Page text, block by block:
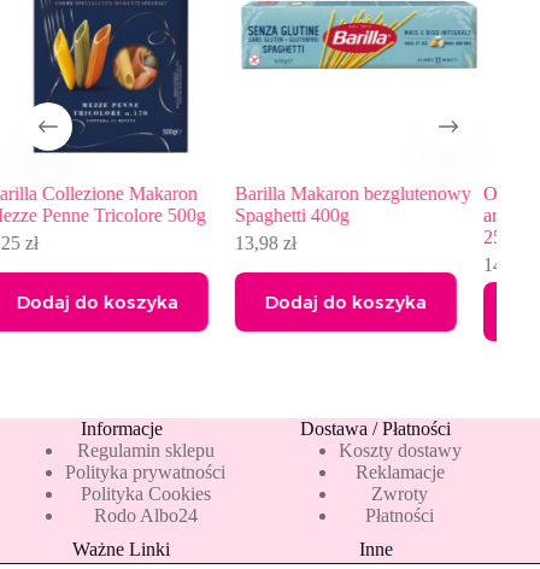
Barilla Makaron bezglutenowy
Spaghetti 400g
13,98
Dodaj do koszyka
Oliwa z oliwek Extra Vergine
aromatyzowana – czarna trufla
250ml
Dodaj do koszyka
Informacje
Regulamin sklepu
Polityka prywatności
Polityka Cookies
Rodo Albo24
Dostawa / Płatności
Koszty dostawy
Reklamacje
Zwroty
Płatności
Ważne Linki
Inne